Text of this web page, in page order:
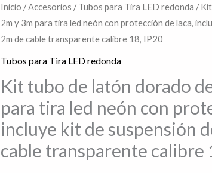
Inicio /Accesorios /Tubos para Tira LED redonda /
2m y 3m para tira led neón con protección de laca,
2m de cable transparente calibre 18, IP20
Tubos para Tira LED redonda
Kit tubo de latón dorado
para tira led neón con
incluye kit de suspensión
cable transparente calibre
Rango
de
desde
$2,036.06
hasta
Kit
tubo
de
latón
de
1.5m,
2m
y